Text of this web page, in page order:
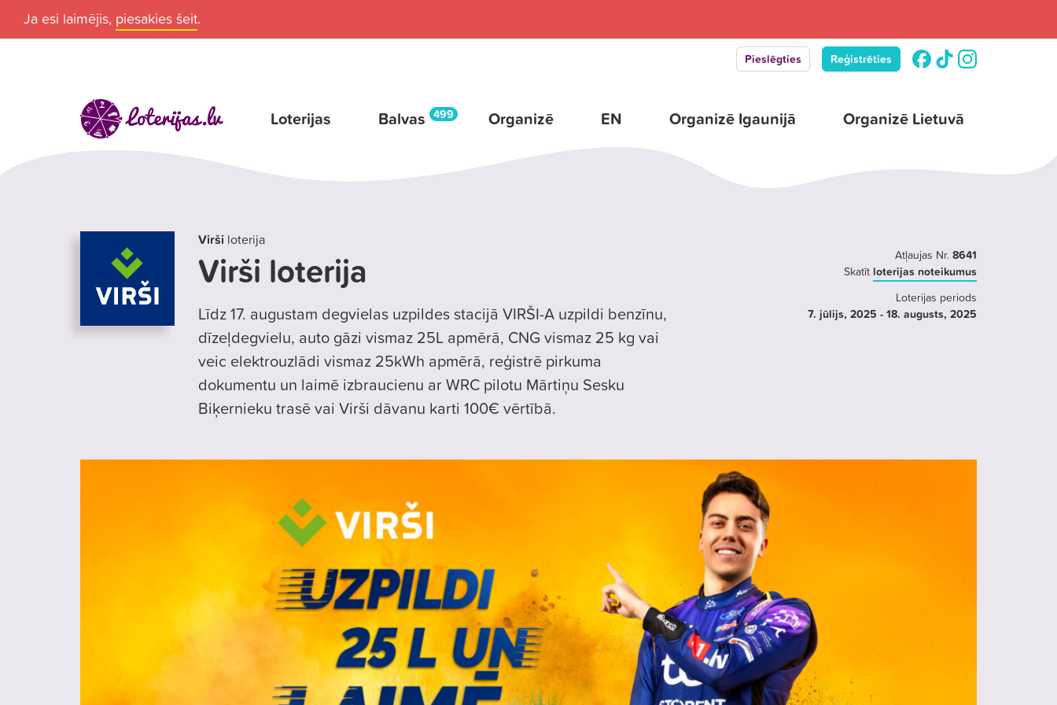
Ja esi laimējis, piesakies šeit.
Pieslēgties Reģistrēties
Loterijas Balvas 499 Organizē EN Organizē Igaunijā Organizē Lietuvā
Virši loterija
Virši loterija
Līdz 17. augustam degvielas uzpildes stacijā VIRŠI-A uzpildi benzīnu,
dīzeļdegvielu, auto gāzi vismaz 25L apmērā, CNG vismaz 25 kg vai
veic elektrouzlādi vismaz 25kWh apmērā, reģistrē pirkuma
dokumentu un laimē izbraucienu ar WRC pilotu Mārtiņu Sesku
Biķernieku trasē vai Virši dāvanu karti 100€ vērtībā.
Atļaujas Nr. 8641
Skatīt loterijas noteikumus
Loterijas periods
7. jūlijs, 2025 - 18. augusts, 2025